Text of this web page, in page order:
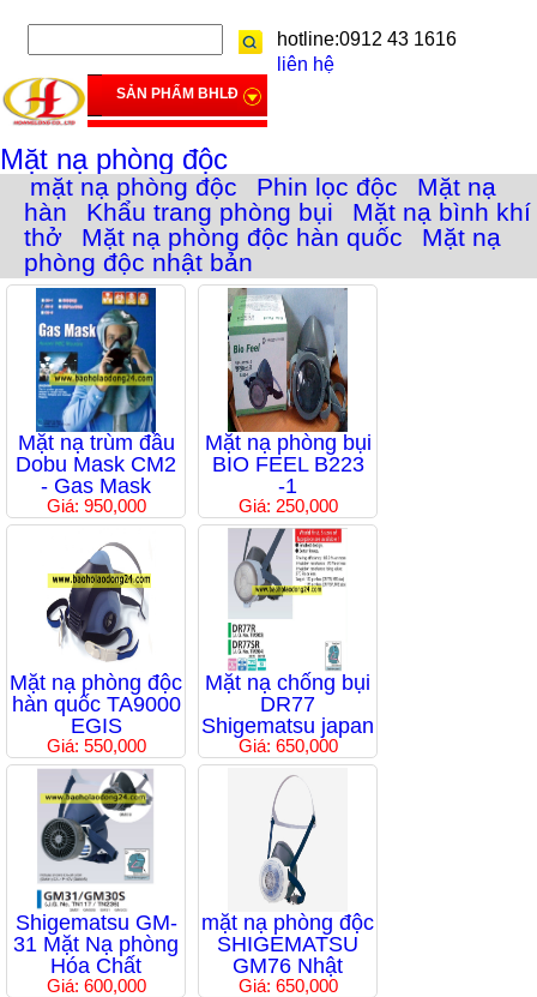
hotline:0912 43 1616
liên hệ
SẢN PHẨM BHLĐ
Mặt nạ phòng độc
mặt nạ phòng độc Phin lọc độc
Mặt nạ
hàn
Khẩu trang phòng bụi
Mặt nạ bình khí
thở
Mặt nạ phòng độc hàn quốc
Mặt nạ
phòng độc nhật bản
Mặt nạ trùm đầu
Dobu Mask CM2
- Gas Mask
Giá: 950,000
Mặt nạ phòng bụi
BIO FEEL B223
-1
Giá: 250,000
Mặt nạ phòng độc
hàn quốc TA9000
EGIS
Giá: 550,000
Mặt nạ chống bụi
DR77
Shigematsu japan
Giá: 650,000
Shigematsu GM-
31 Mặt Nạ phòng
Hóa Chất
Giá: 600,000
mặt nạ phòng độc
SHIGEMATSU
GM76 Nhật
Giá: 650,000